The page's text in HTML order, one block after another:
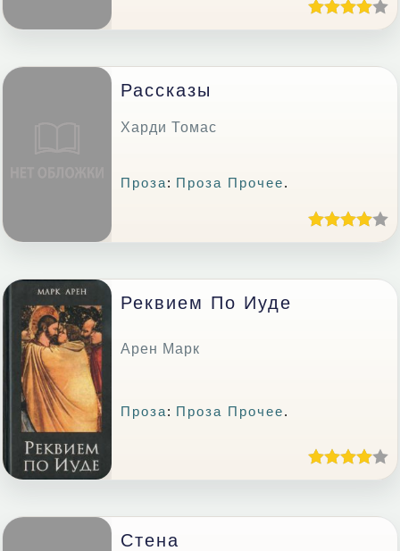
Рассказы
Харди Томас
Проза: Проза Прочее.
Реквием По Иуде
Арен Марк
Проза: Проза Прочее.
Стена